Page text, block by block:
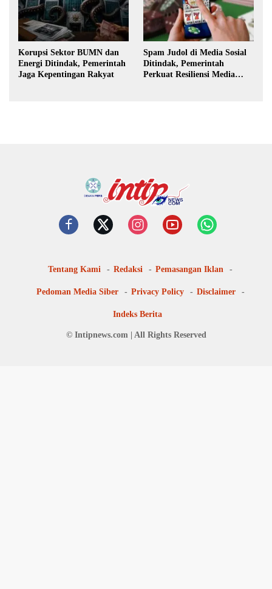
Korupsi Sektor BUMN dan
Energi Ditindak, Pemerintah
Jaga Kepentingan Rakyat
Spam Judol di Media Sosial
Ditindak, Pemerintah
Perkuat Resiliensi Media
Tentang Kami Redaksi Pemasangan Iklan
Pedoman Media Siber Privacy Policy Disclaimer
Indeks Berita
© Intipnews.com | All Rights Reserved